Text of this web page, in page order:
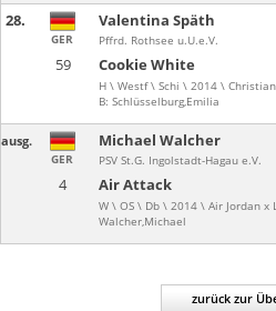
28.
59 Cookie White
H \ Westf \ Schi \ 2014 \
B: Schlüsselburg,Emilia
GER
Valentina Späth
Pffrd. Rothsee u.U.e.V.
ausg.
4 Air Attack
W \ OS \ Db \ 2014 \ Air Jordan x
Walcher,Michael
GER
Michael Walcher
PSV St.G. Ingolstadt-Hagau e.V.
zurück zur